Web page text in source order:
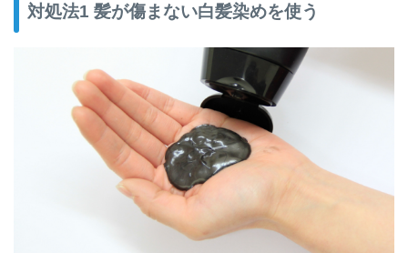
対処法1 髪が傷まない白髪染めを使う